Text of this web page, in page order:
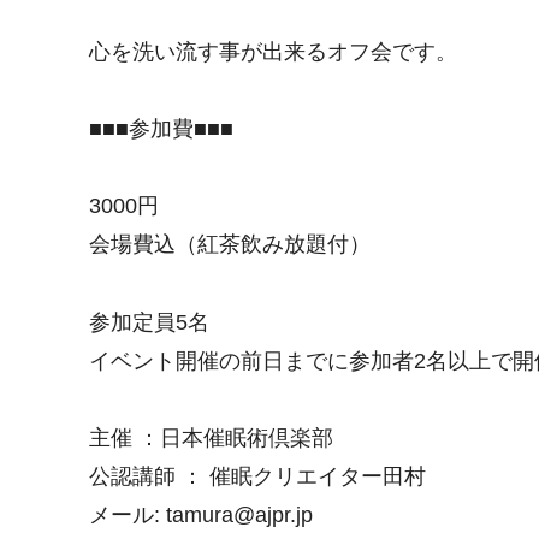
心を洗い流す事が出来るオフ会です。
■■■参加費■■■
3000円
会場費込（紅茶飲み放題付）
参加定員5名
イベント開催の前日までに参加者2名以上で開
主催 ：日本催眠術倶楽部
公認講師 ： 催眠クリエイター田村
メール: tamura@ajpr.jp